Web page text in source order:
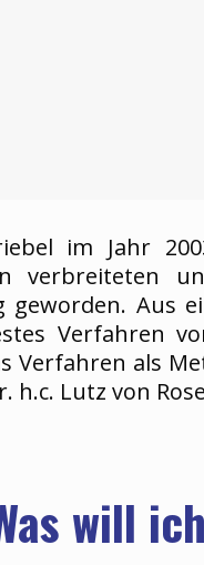
im Jahr
verbreiteten
Aus
Verfahren
Verfahren als
Lutz von
will